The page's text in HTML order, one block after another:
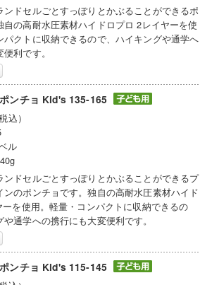
ンドセルごとすっぽりとかぶることができるポ
自の高耐水圧素材ハイドロプロ 2レイヤーを使
パクトに収納できるので、ハイキングや通学へ
利です。
ンチョ Kid's 135-165
込）
ル
ンドセルごとすっぽりとかぶることができるプ
ンのポンチョです。独自の高耐水圧素材ハイド
ーを使用。軽量・コンパクトに収納できるの
通学への携行にも大変便利です。
ンチョ Kid's 115-145